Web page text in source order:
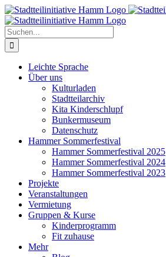
Zum
Inhalt
springen
Suche
nach:
Leichte Sprache
Über uns
Kulturladen
Stadtteilarchiv
Kita Kinderschlupf
Bunkermuseum
Datenschutz
Hammer Sommerfestival
Hammer Sommerfestival 2025
Hammer Sommerfestival 2024
Hammer Sommerfestival 2023
Projekte
Veranstaltungen
Vermietung
Gruppen & Kurse
Kinderprogramm
Fit zuhause
Mehr